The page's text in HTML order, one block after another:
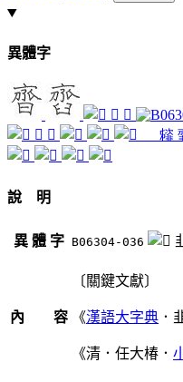
異體字
𦦏 󸣂
𩐇 䪠 䪢
說 明
異 體 字 B06304-036
內 容
〔關鍵文獻〕
《漢語大字典 ．
《清．任大椿．